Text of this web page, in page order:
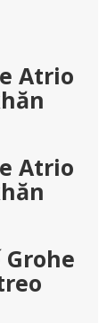
Atrio
Atrio